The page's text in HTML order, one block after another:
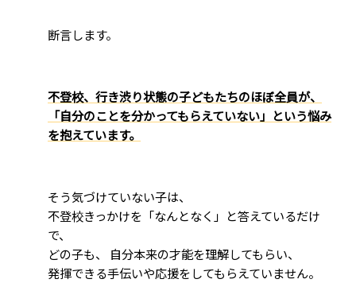
断言します。
不登校、行き渋り状態の子どもたちのほぼ全員が、
「自分のことを分かってもらえていない」という悩み
を抱えています。
そう気づけていない子は、
不登校きっかけを「なんとなく」と答えているだけ
で、
どの子も、 自分本来の才能を理解してもらい、
発揮できる手伝いや応援をしてもらえていません。